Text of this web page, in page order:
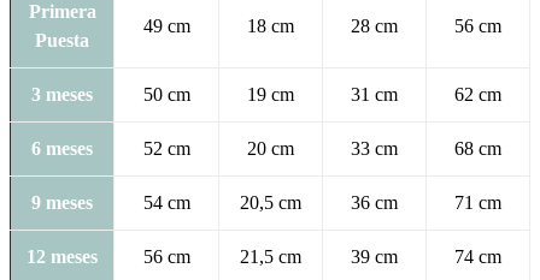
Primera
Puesta
49 cm 18 cm 28 cm 56 cm
3 meses 50 cm 19 cm 31 cm 62 cm
6 meses 52 cm 20 cm 33 cm 68 cm
9 meses 54 cm 20,5 cm 36 cm 71 cm
12 meses 56 cm 21,5 cm 39 cm 74 cm